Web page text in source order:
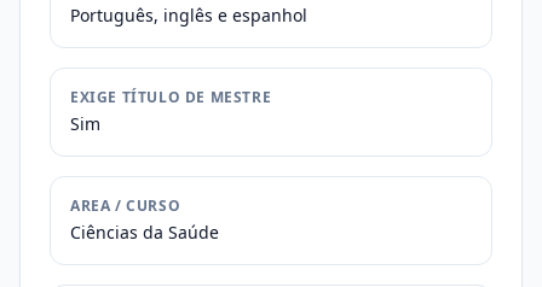
Português, inglês e espanhol
EXIGE TÍTULO DE MESTRE
Sim
AREA / CURSO
Ciências da Saúde